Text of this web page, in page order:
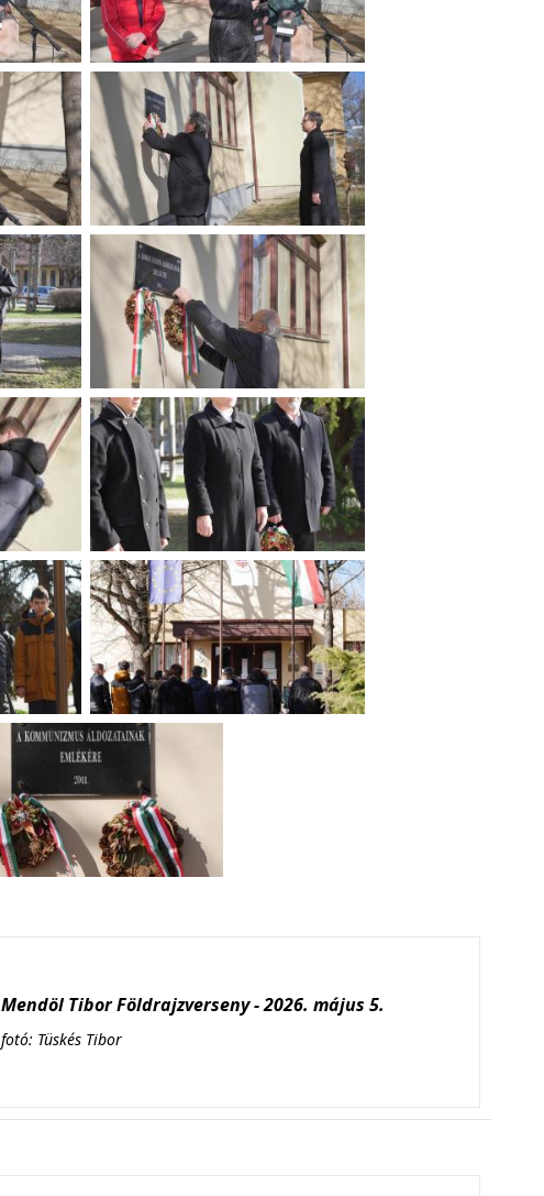
Mendöl Tibor Földrajzverseny - 2026. május 5.
fotó: Tüskés Tibor